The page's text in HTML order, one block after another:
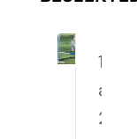
10.
2026